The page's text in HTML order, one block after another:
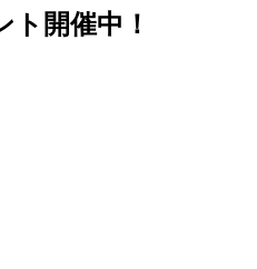
開催中！